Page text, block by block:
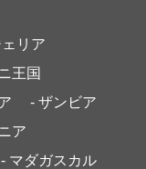
リア
王国
- ザンビア
ア
- マダガスカル